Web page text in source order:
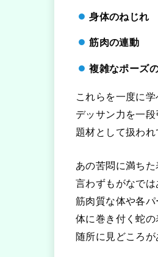
身体のねじれ
筋肉の連動
複雑なポーズ
これらを一度に学
デッサン力を一段
題材として扱われ
あの苦悶に満ち
言わずもがなでは
筋肉質な体や各パ
体に巻き付く蛇の
随所に見どころが